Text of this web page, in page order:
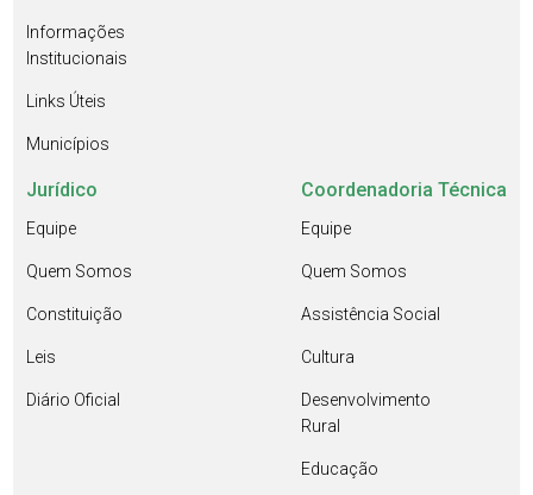
Informações
Institucionais
Links Úteis
Municípios
Jurídico
Equipe
Quem Somos
Constituição
Leis
Diário Oficial
Coordenadoria Técnica
Equipe
Quem Somos
Assistência Social
Cultura
Desenvolvimento
Rural
Educação